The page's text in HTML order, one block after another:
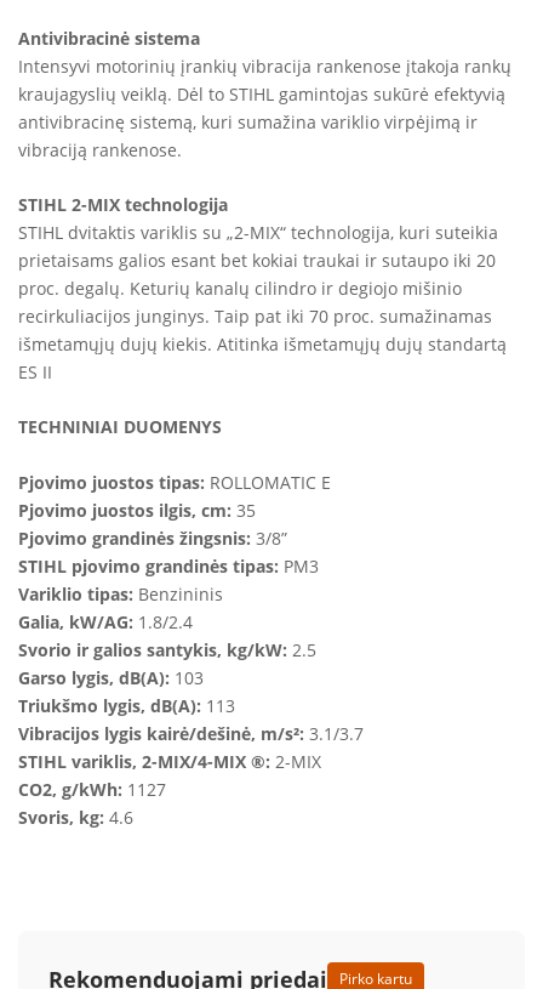
Antivibracinė sistema
Intensyvi motorinių įrankių vibracija rankenose įtakoja rankų
kraujagyslių veiklą. Dėl to STIHL gamintojas sukūrė efektyvią
antivibracinę sistemą, kuri sumažina variklio virpėjimą ir
vibraciją rankenose.
STIHL 2-MIX technologija
STIHL dvitaktis variklis su „2-MIX“ technologija, kuri suteikia
prietaisams galios esant bet kokiai traukai ir sutaupo iki 20
proc. degalų. Keturių kanalų cilindro ir degiojo mišinio
recirkuliacijos junginys. Taip pat iki 70 proc. sumažinamas
išmetamųjų dujų kiekis. Atitinka išmetamųjų dujų standartą
ES II
TECHNINIAI DUOMENYS
Pjovimo juostos tipas: ROLLOMATIC E
Pjovimo juostos ilgis, cm: 35
Pjovimo grandinės žingsnis: 3/8”
STIHL pjovimo grandinės tipas: PM3
Variklio tipas: Benzininis
Galia, kW/AG: 1.8/2.4
Svorio ir galios santykis, kg/kW: 2.5
Garso lygis, dB(A): 103
Triukšmo lygis, dB(A): 113
Vibracijos lygis kairė/dešinė, m/s²: 3.1/3.7
STIHL variklis, 2-MIX/4-MIX ®: 2-MIX
CO2, g/kWh: 1127
Svoris, kg: 4.6
Rekomenduojami priedai Pirko kartu